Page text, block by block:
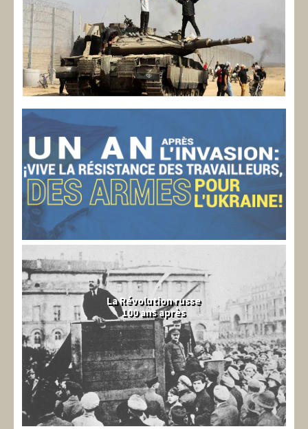
La Révolution russe
100 ans après